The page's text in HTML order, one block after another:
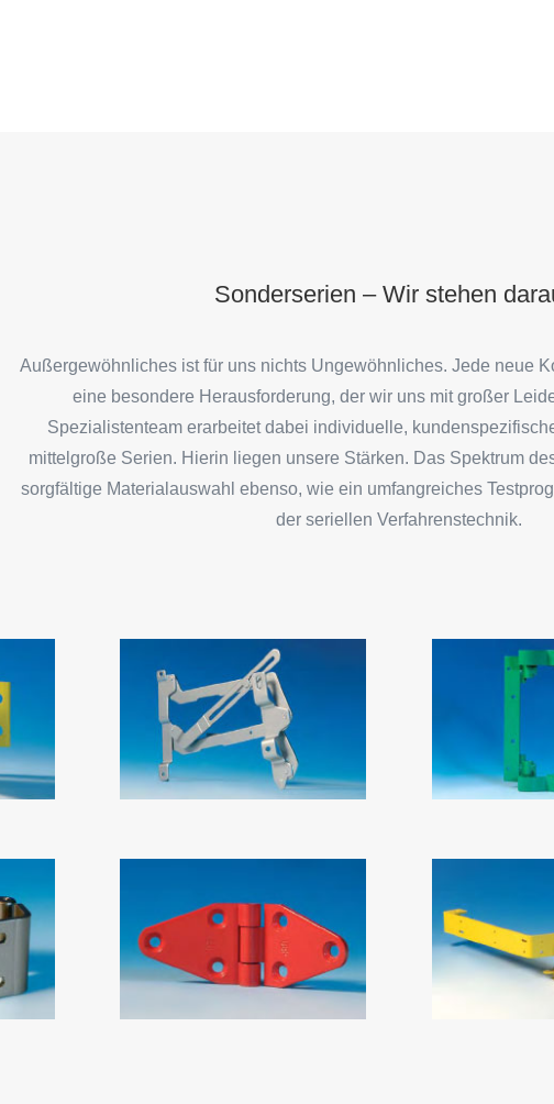
Sonderserien – Wir stehen
Außergewöhnliches ist für uns nichts Ungewöhnliches. Jede neue
eine besondere Herausforderung, der wir uns mit großer
Spezialistenteam erarbeitet dabei individuelle,
mittelgroße Serien. Hierin liegen unsere Stärken. Das Spektrum
sorgfältige Materialauswahl ebenso, wie ein umfangreiches
der seriellen Verfahrenstechnik.